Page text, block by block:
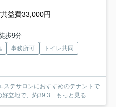
益費33,000円
歩9分
事務所可
トイレ共同
ステサロンにおすすめのテナントで
好立地で、約39.3... もっと見る